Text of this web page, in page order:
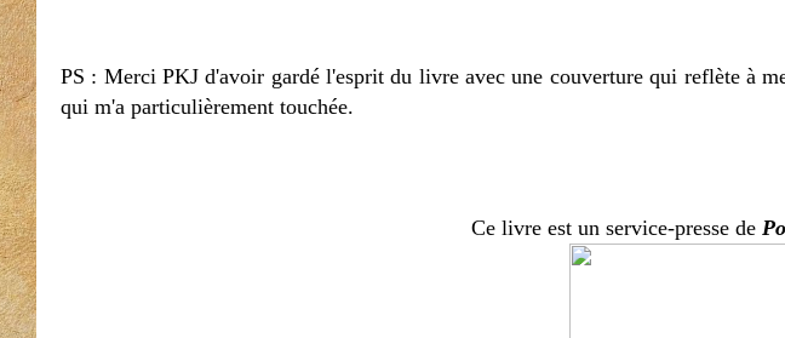
PS : Merci PKJ d'avoir gardé l'esprit du livre avec une couverture qui reflète à
qui m'a particulièrement touchée.
Ce livre est un service-presse de